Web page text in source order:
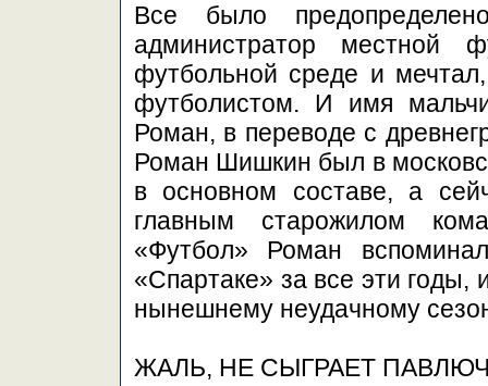
Все было
администратор местной
футбольной среде и
футболистом. И имя
Роман, в переводе с
Роман Шишкин был в
в основном составе, а
главным старожилом
«Футбол» Роман
«Спартаке» за все эти годы,
нынешнему неудачному
ЖАЛЬ, НЕ СЫГРАЕТ